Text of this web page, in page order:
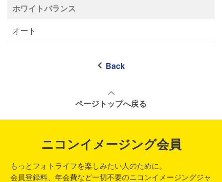
ホワイトバランス
オート
Back
ページトップへ戻る
ニコンイメージング会員
もっとフォトライフを楽しみたい人のために。
会員登録料、年会費など一切不要のニコンイメージングジャ